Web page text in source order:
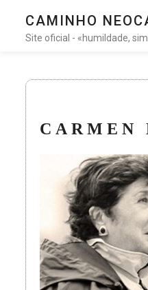
CAMINHO
Site oficial - «humildade,
CARMEN